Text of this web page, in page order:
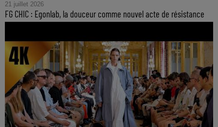
21 juillet 2026
FG CHIC : Egonlab, la douceur comme nouvel acte de résistance